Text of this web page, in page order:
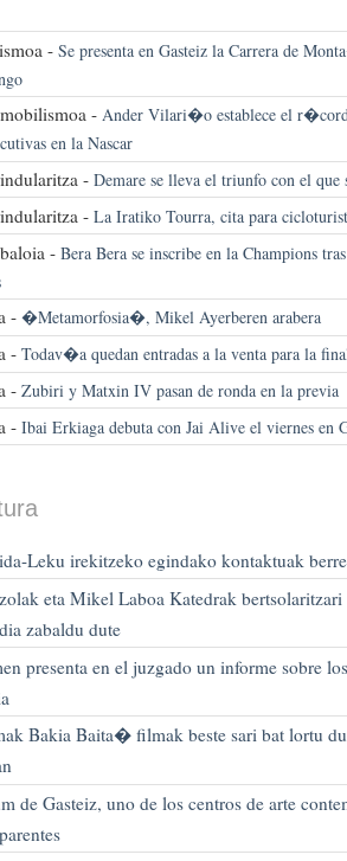
- Se presenta en Gasteiz la Carrera de
- Ander Vilari�o establece el
en la Nascar
- Demare se lleva el triunfo con el
- La Iratiko Tourra, cita para
- Bera Bera se inscribe en la Champions
- �Metamorfosia�, Mikel Ayerberen arabera
- Todav�a quedan entradas a la venta para la
- Zubiri y Matxin IV pasan de ronda en la previa
- Ibai Erkiaga debuta con Jai Alive el viernes en
Leku irekitzeko egindako kontaktuak
eta Mikel Laboa Katedrak
zabaldu dute
presenta en el juzgado un informe sobre
Bakia Baita� filmak beste sari bat lortu
de Gasteiz, uno de los centros de arte